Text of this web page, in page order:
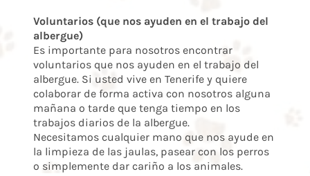
Voluntarios (que nos ayuden en el trabajo del
albergue)
Es importante para nosotros encontrar
voluntarios que nos ayuden en el trabajo del
albergue. Si usted vive en Tenerife y quiere
colaborar de forma activa con nosotros alguna
mañana o tarde que tenga tiempo en los
trabajos diarios de la albergue.
Necesitamos cualquier mano que nos ayude en
la limpieza de las jaulas, pasear con los perros
o simplemente dar cariño a los animales.